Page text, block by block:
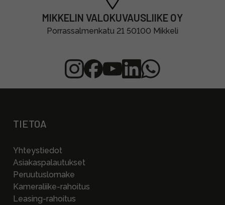
MIKKELIN VALOKUVAUSLIIKE OY
Porrassalmenkatu 21 50100 Mikkeli
TIETOA
Yhteystiedot
Asiakaspalautukset
Peruutuslomake
Kameraliike-rahoitus
Leasing-rahoitus